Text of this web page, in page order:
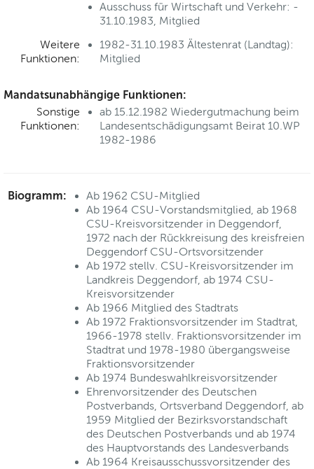
Ausschuss für Wirtschaft und Verkehr: -
31.10.1983, Mitglied
Weitere
Funktionen:
1982-31.10.1983 Ältestenrat (Landtag):
Mitglied
Mandatsunabhängige Funktionen:
Sonstige
Funktionen:
ab 15.12.1982 Wiedergutmachung beim
Landesentschädigungsamt Beirat 10.WP
1982-1986
Biogramm:
Ab 1962 CSU-Mitglied
Ab 1964 CSU-Vorstandsmitglied, ab 1968
CSU-Kreisvorsitzender in Deggendorf,
1972 nach der Rückkreisung des kreisfreien
Deggendorf CSU-Ortsvorsitzender
Ab 1972 stellv. CSU-Kreisvorsitzender im
Landkreis Deggendorf, ab 1974 CSU-
Kreisvorsitzender
Ab 1966 Mitglied des Stadtrats
Ab 1972 Fraktionsvorsitzender im Stadtrat,
1966-1978 stellv. Fraktionsvorsitzender im
Stadtrat und 1978-1980 übergangsweise
Fraktionsvorsitzender
Ab 1974 Bundeswahlkreisvorsitzender
Ehrenvorsitzender des Deutschen
Postverbands, Ortsverband Deggendorf, ab
1959 Mitglied der Bezirksvorstandschaft
des Deutschen Postverbands und ab 1974
des Hauptvorstands des Landesverbands
Ab 1964 Kreisausschussvorsitzender des